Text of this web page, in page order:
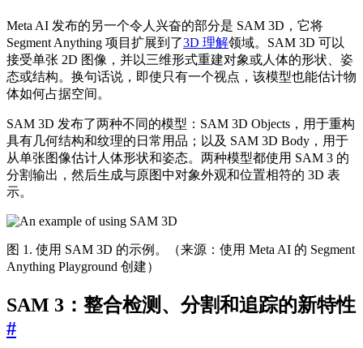
Meta AI 发布的另一个令人兴奋的部分是 SAM 3D，它将
Segment Anything 项目扩展到了3D 理解领域。SAM 3D 可以
接受单张 2D 图像，并以三维形式重建对象或人体的形状、姿
态或结构。换句话说，即使只有一个视点，该模型也能估计物
体如何占据空间。
SAM 3D 发布了两种不同的模型：SAM 3D Objects，用于重构
具有几何结构和纹理的日常用品；以及 SAM 3D Body，用于
从单张图像估计人体形状和姿态。两种模型都使用 SAM 3 的
分割输出，然后生成与原图中对象外观和位置相符的 3D 表
示。
图 1. 使用 SAM 3D 的示例。（来源：使用 Meta AI 的 Segment
Anything Playground 创建）
SAM 3：整合检测、分割和追踪的新特性
#